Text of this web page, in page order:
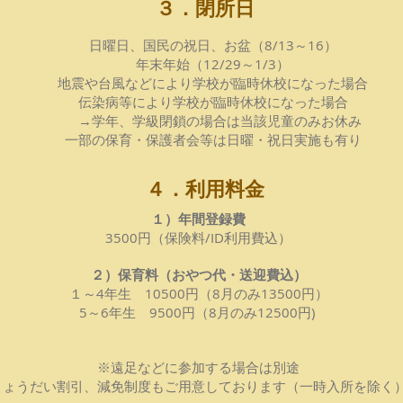
３．閉所日
日曜日、国民の祝日、お盆（8/13～16）
年末年始（12/29～1/3）
地震や台風などにより学校が臨時休校になった場合
伝染病等により学校が臨時休校になった場合
​ →学年、学級閉鎖の場合は当該児童のみお休み
​一部の保育・保護者会等は日曜・祝日実施も有り
４．利用料金
１）年間登録費
3500円（保険料/ID利用費込）
２）保育料（おやつ代・送迎費込）
１～4年生 10500円（8月のみ13500円）
5～6年生 9500円（8月のみ12500円)
※遠足などに参加する場合は別途
うだい割引、減免制度もご用意しております（一時入所を除く